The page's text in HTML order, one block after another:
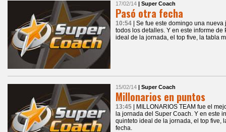
17/02/14 | Super Coach
Pasó otra fecha
10:54
| Se fue este domingo una
todos los detalles. Y en este informe
ideal de la jornada, el top five, la tabla
15/02/14 | Super Coach
Millonarios en puntos
13:45
| MILLONARIOS TEAM fue el
la jornada del Super Coach. Y en este
quinteto ideal de la jornada, el top five,
fecha.